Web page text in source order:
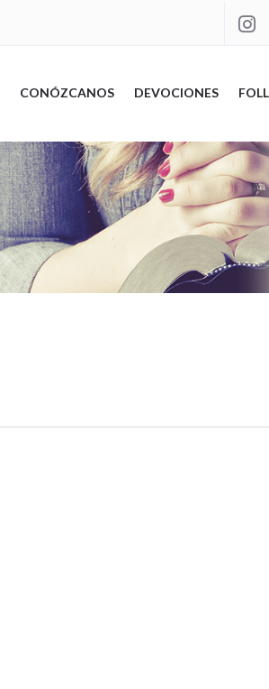

CONÓZCANOS DEVOCIONES